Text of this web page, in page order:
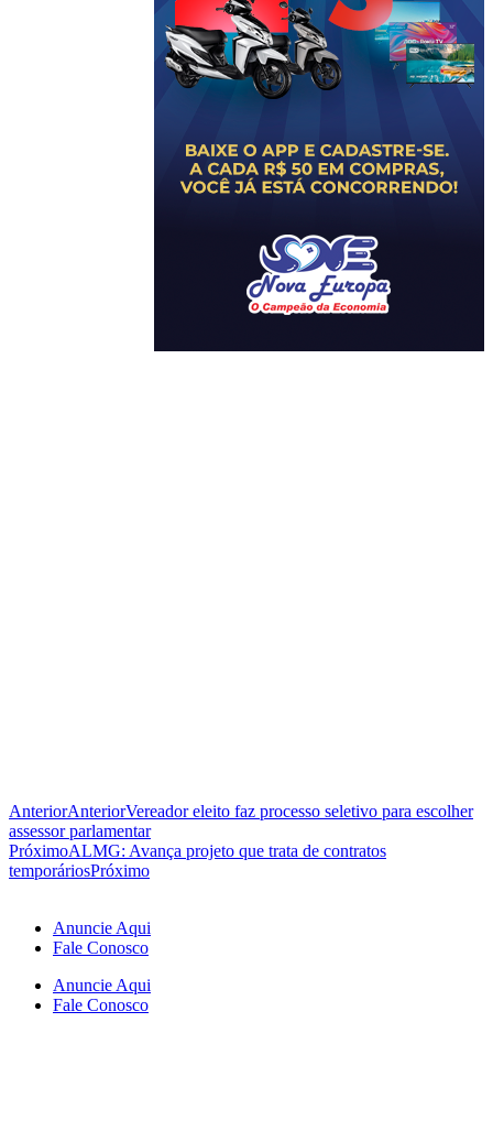
AnteriorAnteriorVereador eleito faz processo seletivo para escolher
assessor parlamentar
PróximoALMG: Avança projeto que trata de contratos
temporáriosPróximo
Anuncie Aqui
Fale Conosco
Anuncie Aqui
Fale Conosco